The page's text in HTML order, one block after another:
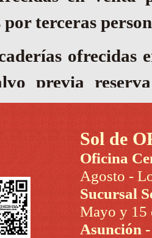
Sol de
Oficina
Agosto -
Sucursal
Mayo y 15
Asunción